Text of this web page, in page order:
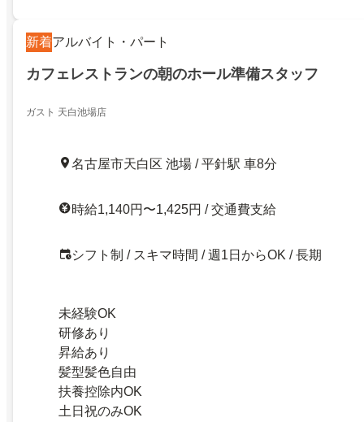
新着アルバイト・パート
カフェレストランの朝のホール準備スタッフ
ガスト 天白池場店
名古屋市天白区 池場 / 平針駅 車8分
時給1,140円〜1,425円 / 交通費支給
シフト制 / スキマ時間 / 週1日からOK / 長期
未経験OK
研修あり
昇給あり
髪型髪色自由
扶養控除内OK
土日祝のみOK